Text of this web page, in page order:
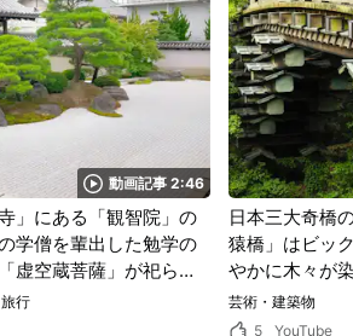
動画記事 2:46
」にある「観智院」の
学僧を輩出した勉学の
虚空蔵菩薩」が祀られ
行
日本三大奇橋
猿橋」はビッ
やかに木々が
奇矯のコント
景だった。
芸術・建築物
5
YouTube